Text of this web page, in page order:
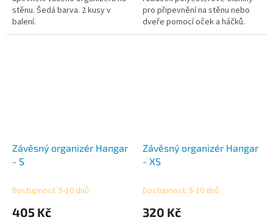
stěnu. Šedá barva. 2 kusy v
balení.
pro připevnění na stěnu nebo
dveře pomocí oček a háčků.
Závěsný organizér Hangar
- S
Dostupnost: 5-10 dnů
405 Kč
Závěsný organizér Hangar
- XS
Dostupnost: 5-10 dnů
320 Kč